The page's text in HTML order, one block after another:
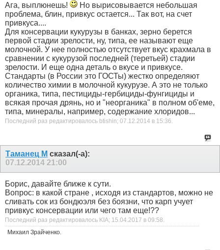
Ага, выплюнешь!
Но вырисовывается небольшая
проблема, блин, привкус остается... Так вот, на счет
привкуса....
Для консервации кукурузы в банках, зерно берется
первой стадии зрелости, ну, типа, ее называют еще
молочной. У нее полностью отсутствует вкус крахмала в
сравнении с кукурузой последней (теретьей) стадии
зрелости. И еще одна деталь о вкусе и привкусе.
Стандарты (в России это ГОСТы) жестко определяют
количество химии в молочной кукурузе. А это не только
органика, типа, пестициды-гербициды-фунгициды и
всякая прочая дрянь, но и "неорганика" в полном об'еме,
типа, минералы, например, содержание хлоридов...
Последний раз редактировалось btishin; 07.12.2014 в 15:36.
Таманец М сказал(-а):
07.12.2014 21:00
Борис, давайте ближе к сути.
Вопрос: в какой стране , исходя из стандартов, можно не
сливать сок из бондюэля без боязни, что карп учует
привкус консервации или чего там еще!??
Последний раз редактировалось KIA; 15.04.2017 в 09:58
Михаил Зрайченко.